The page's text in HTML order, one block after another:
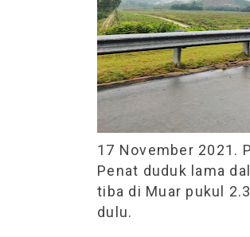
17 November 2021.
Penat duduk lama
tiba di Muar pukul
dulu.